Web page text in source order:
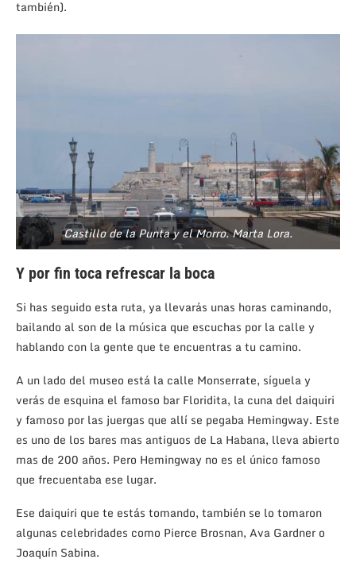
también).
Castillo de la Punta y el Morro. Marta Lora.
Y por fin toca refrescar la boca
Si has seguido esta ruta, ya llevarás unas horas caminando,
bailando al son de la música que escuchas por la calle y
hablando con la gente que te encuentras a tu camino.
A un lado del museo está la calle Monserrate, síguela y
verás de esquina el famoso bar Floridita, la cuna del daiquiri
y famoso por las juergas que allí se pegaba Hemingway. Este
es uno de los bares mas antiguos de La Habana, lleva abierto
mas de 200 años. Pero Hemingway no es el único famoso
que frecuentaba ese lugar.
Ese daiquiri que te estás tomando, también se lo tomaron
algunas celebridades como Pierce Brosnan, Ava Gardner o
Joaquín Sabina.